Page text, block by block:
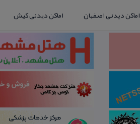
اماکن دیدنی اصفهان اماکن دیدنی کیش